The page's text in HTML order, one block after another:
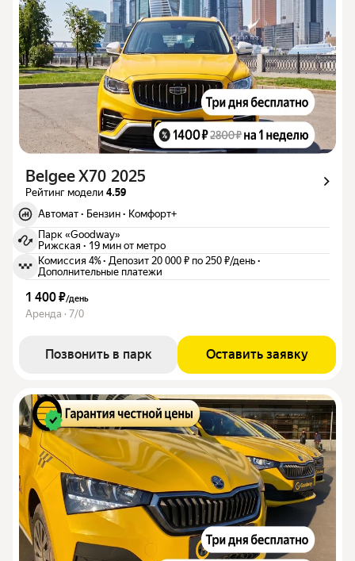
Belgee X70 2025
Рейтинг модели 4.59
Автомат · Бензин · Комфорт+
Парк «Goodway»
Рижская · 19 мин от метро
Комиссия 4%· Депозит 20 000 ₽ по 250 ₽/день ·
Дополнительные платежи
1 400 ₽/день
Аренда · 7/0
Позвонить в парк Оставить заявку